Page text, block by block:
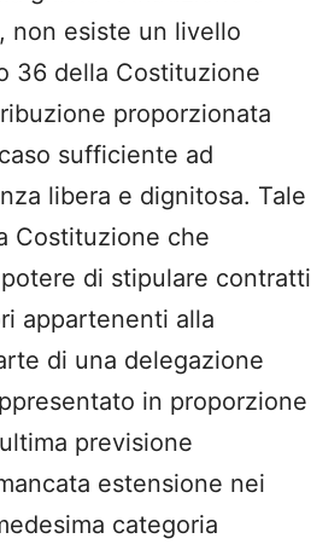
non esiste un livello
36 della Costituzione
proporzionata
sufficiente ad
libera e dignitosa. Tale
Costituzione che
di stipulare contratti
appartenenti alla
di una delegazione
in proporzione
previsione
estensione nei
categoria